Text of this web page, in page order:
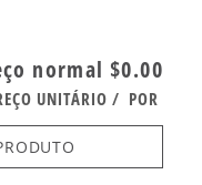
normal $0.00
UNITÁRIO / POR